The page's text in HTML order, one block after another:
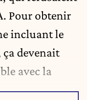
Pour obtenir
incluant le
ça devenait
avec la